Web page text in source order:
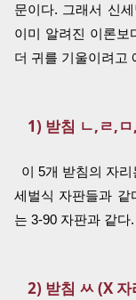
문이다. 그래서 신
이미 알려진 이론보
더 귀를 기울이려고
1) 받침 ㄴ,ㄹ,
이 5개 받침의 자
세벌식 자판들과
는 3-90 자판과 같다.
2) 받침 ㅆ (X 자